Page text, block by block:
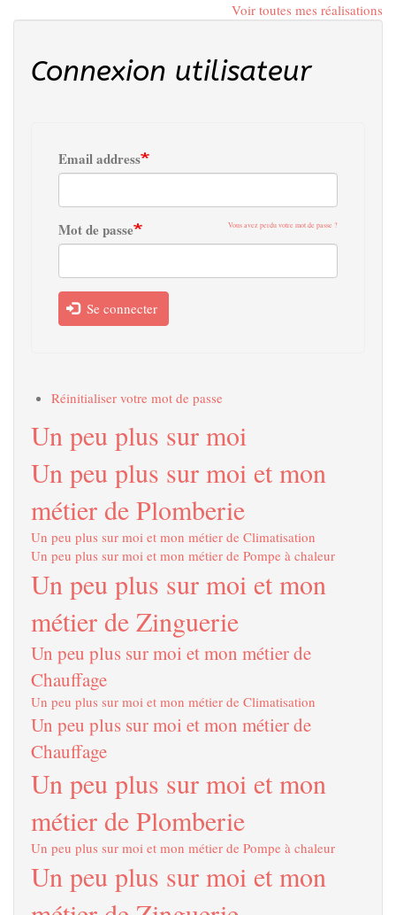
Voir toutes mes réalisations
Connexion utilisateur
Email address
Mot de passe Vous avez perdu votre mot de passe ?
Se connecter
Réinitialiser votre mot de passe
Un peu plus sur moi
Un peu plus sur moi et mon
métier de Plomberie
Un peu plus sur moi et mon métier de Climatisation
Un peu plus sur moi et mon métier de Pompe à chaleur
Un peu plus sur moi et mon
métier de Zinguerie
Un peu plus sur moi et mon métier de
Chauffage
Un peu plus sur moi et mon métier de Climatisation
Un peu plus sur moi et mon métier de
Chauffage
Un peu plus sur moi et mon
métier de Plomberie
Un peu plus sur moi et mon métier de Pompe à chaleur
Un peu plus sur moi et mon